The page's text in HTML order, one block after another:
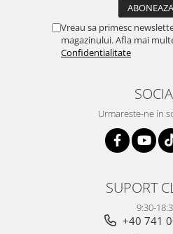
Vreau sa primesc
magazinului. Afla mai
Confidentialitate
Urmareste-ne in
SUPORT
9:30-
+40 741